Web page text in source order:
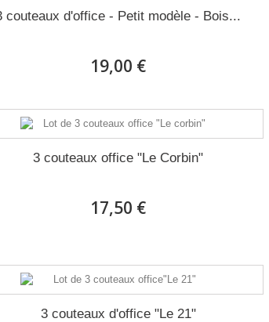
couteaux d'office - Petit modèle - Bois...
19,00 €
3 couteaux office "Le Corbin"
17,50 €
3 couteaux d'office "Le 21"